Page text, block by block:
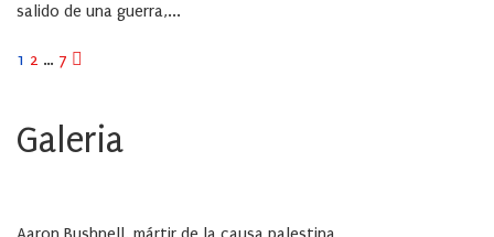
salido de una guerra,...
Pagination
publications
1 2 … 7
Galeria